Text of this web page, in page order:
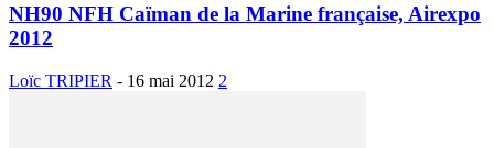
NH90 NFH Caïman de la Marine française, Airexpo
2012
Loïc TRIPIER - 16 mai 2012 2